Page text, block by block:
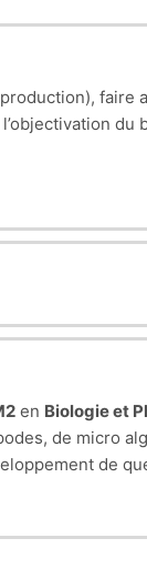
faire
en Biologie et
de micro
de
en